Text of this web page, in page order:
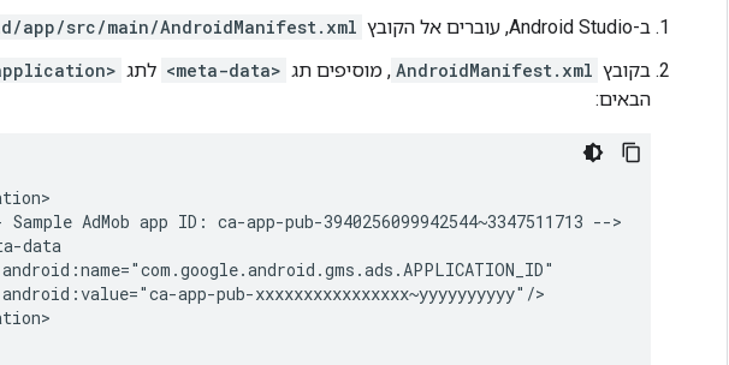
ב-Android Studio, עוברים אל הקובץ app/src/main/AndroidManifest.xml
בקובץ AndroidManifest.xml , מוסיפים תג <meta-data> לתג
הבאים:
Sample AdMob app ID: ca-app-pub-3940256099942544~3347511713